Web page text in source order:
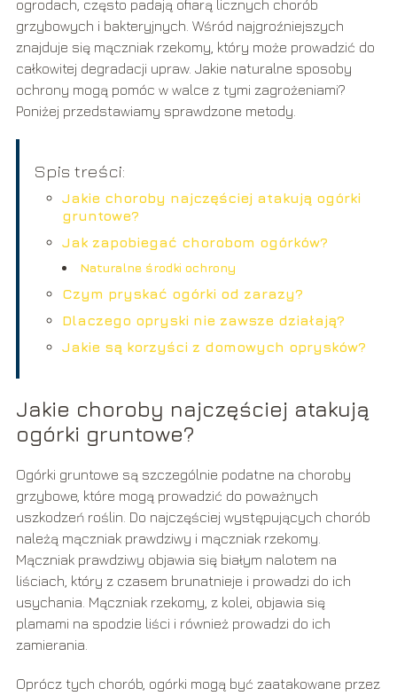
ogrodach, często padają ofiarą licznych chorób
grzybowych i bakteryjnych. Wśród najgroźniejszych
znajduje się mączniak rzekomy, który może prowadzić do
całkowitej degradacji upraw. Jakie naturalne sposoby
ochrony mogą pomóc w walce z tymi zagrożeniami?
Poniżej przedstawiamy sprawdzone metody.
Spis treści:
Jakie choroby najczęściej atakują ogórki
gruntowe?
Jak zapobiegać chorobom ogórków?
Naturalne środki ochrony
Czym pryskać ogórki od zarazy?
Dlaczego opryski nie zawsze działają?
Jakie są korzyści z domowych oprysków?
Jakie choroby najczęściej atakują
ogórki gruntowe?
Ogórki gruntowe są szczególnie podatne na choroby
grzybowe, które mogą prowadzić do poważnych
uszkodzeń roślin. Do najczęściej występujących chorób
należą mączniak prawdziwy i mączniak rzekomy.
Mączniak prawdziwy objawia się białym nalotem na
liściach, który z czasem brunatnieje i prowadzi do ich
usychania. Mączniak rzekomy, z kolei, objawia się
plamami na spodzie liści i również prowadzi do ich
zamierania.
Oprócz tych chorób, ogórki mogą być zaatakowane przez